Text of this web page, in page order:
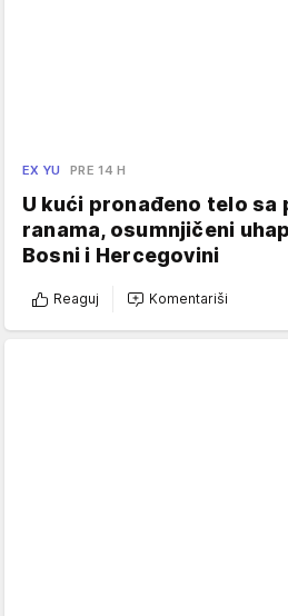
EX YU PRE 14 H
U kući pronađeno telo
ranama, osumnjičeni
Bosni i Hercegovini
Reaguj Komentariši